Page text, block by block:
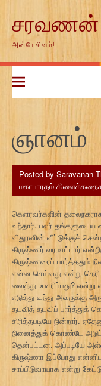
contentசரவணன்
அன்பே சிவம்!
ஞானம்
Posted by Saravanan
மகாபாரதம்
கௌரவர்களின் தலைநகராக
வந்தார். பலர் தங்களுடைய
விதுரனின் வீட்டுக்குச்
கிருஷ்ணர் வரமாட்டார்
கிருஷ்ணரைப் பார்த்ததும்
என்ன செய்வது என்று
வைத்து உபசரிப்பது?
எடுத்து வந்து அவருக்கு
தடவித் தடவிப்
சிரித்தபடியே நின்றார்.
நினைத்துக் கொண்டே
தென்பட்டன. அப்படியே
கிருஷ்ணா இப்போது
சாப்பிடுவாயாக என்று